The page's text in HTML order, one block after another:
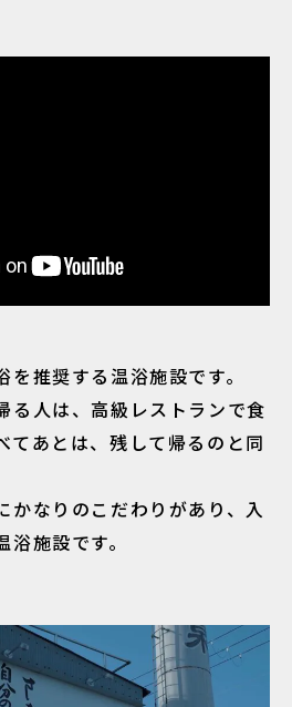
推奨する温浴施設です。
る人は、高級レストランで食
てあとは、残して帰るのと同
かなりのこだわりがあり、入
施設です。